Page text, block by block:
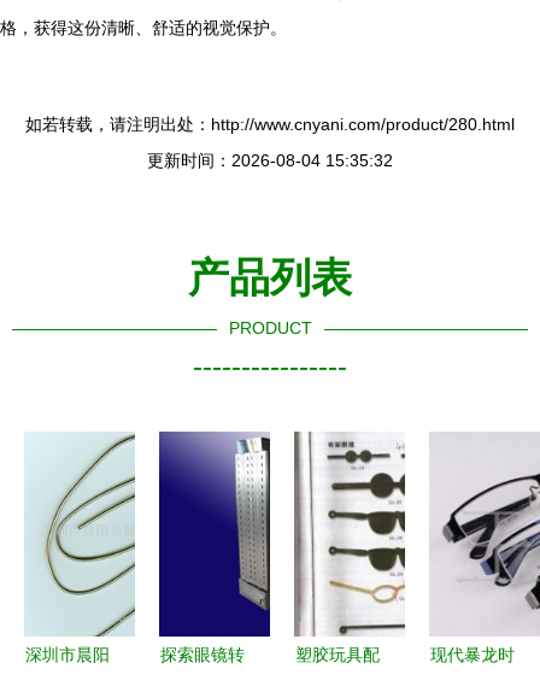
格，获得这份清晰、舒适的视觉保护。
如若转载，请注明出处：http://www.cnyani.com/product/280.html
更新时间：2026-08-04 15:35:32
产品列表
PRODUCT
----------------
深圳市晨阳
探索眼镜转
塑胶玩具配
现代暴龙时